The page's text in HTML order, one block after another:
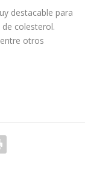
destacable para
colesterol.
otros